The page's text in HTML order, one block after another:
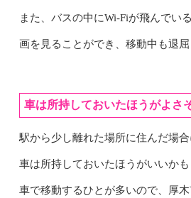
また、バスの中にWi-Fiが飛んでい
画を見ることができ、移動中も退屈
車は所持しておいたほうがよさ
駅から少し離れた場所に住んだ場
車は所持しておいたほうがいいかも
車で移動するひとが多いので、厚